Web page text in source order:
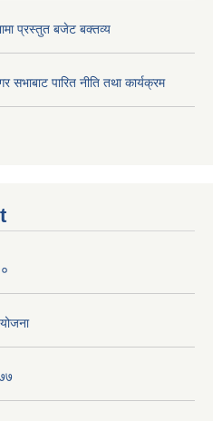
प्रस्तुत बजेट बक्तव्य
पारित नीति तथा कार्यक्रम